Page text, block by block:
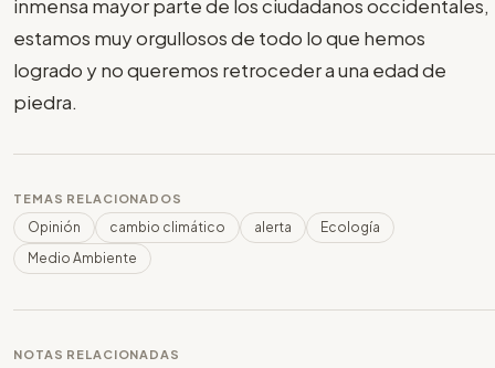
inmensa mayor parte de los ciudadanos occidentales,
estamos muy orgullosos de todo lo que hemos
logrado y no queremos retroceder a una edad de
piedra.
TEMAS RELACIONADOS
Opinión cambio climático alerta
Ecología
Medio Ambiente
NOTAS RELACIONADAS